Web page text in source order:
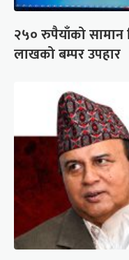
२५० रुपैयाँको
लाखको बम्पर उपहार